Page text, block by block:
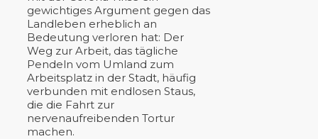
gewichtiges Argument gegen das
Landleben erheblich an
Bedeutung verloren hat: Der
Weg zur Arbeit, das tägliche
Pendeln vom Umland zum
Arbeitsplatz in der Stadt, häufig
verbunden mit endlosen Staus,
die die Fahrt zur
nervenaufreibenden Tortur
machen.